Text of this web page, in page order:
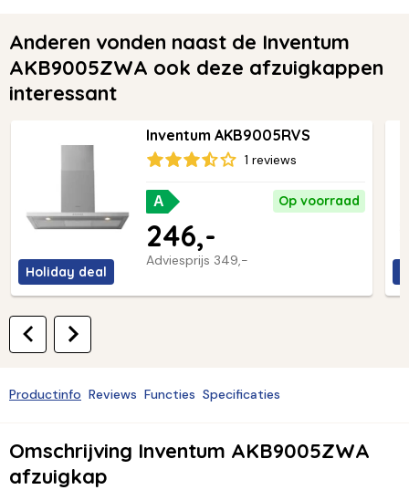
Anderen vonden naast de Inventum
AKB9005ZWA ook deze afzuigkappen
interessant
Holiday deal
Inventum AKB9005RVS
1 reviews
A Op voorraad
Adviesprijs 349,-
246,-
Productinfo Reviews Functies Specificaties
Omschrijving Inventum AKB9005ZWA
afzuigkap